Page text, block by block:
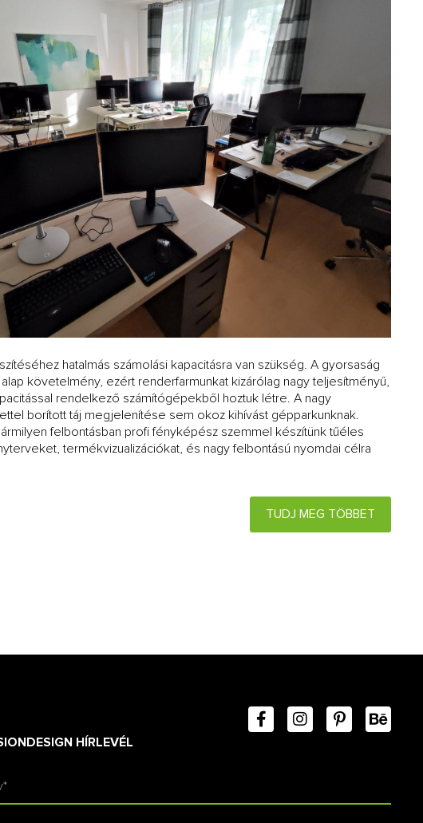
hatalmás számolási kapacitásra van szükség. A gyorsaság
követelmény, ezért renderfarmunkat kizárólag nagy teljesítményű,
rendelkező számítógépekből hoztuk létre. A nagy
borított táj megjelenítése sem okoz kihívást gépparkunknak.
felbontásban profi fényképész szemmel készítünk tűéles
termékvizualizációkat, és nagy felbontású nyomdai célra
TUDJ MEG TÖBBET
HÍRLEVÉL